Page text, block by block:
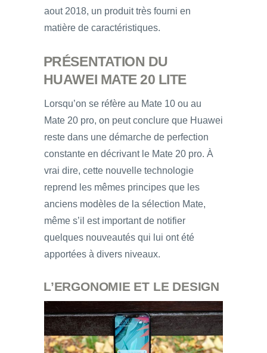
aout 2018, un produit très fourni en
matière de caractéristiques.
PRÉSENTATION DU
HUAWEI MATE 20 LITE
Lorsqu’on se réfère au Mate 10 ou au
Mate 20 pro, on peut conclure que Huawei
reste dans une démarche de perfection
constante en décrivant le Mate 20 pro. À
vrai dire, cette nouvelle technologie
reprend les mêmes principes que les
anciens modèles de la sélection Mate,
même s’il est important de notifier
quelques nouveautés qui lui ont été
apportées à divers niveaux.
L’ERGONOMIE ET LE DESIGN